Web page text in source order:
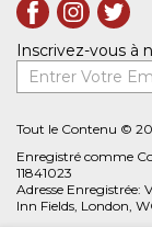
Inscrivez-vous à
Entrer Votre Email
Tout le Contenu ©
Enregistré comme
11841023
Adresse Enregistrée:
Inn Fields, London,